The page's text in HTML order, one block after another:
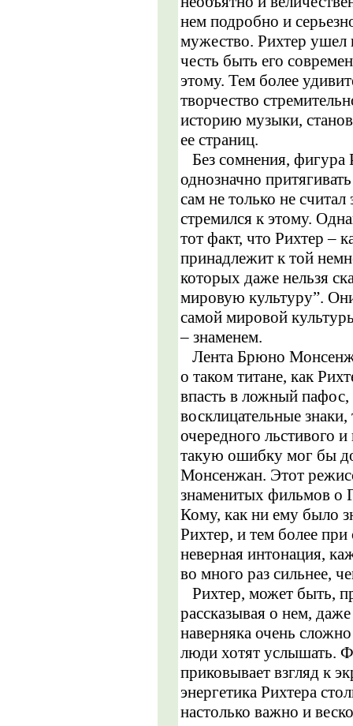
нем подробно и
мужество. Рихтер ушел
честь быть его
этому. Тем более
творчество
историю музыки,
ее страниц.
Без сомнения, фигура
однозначно
сам не только не
стремился к этому.
тот факт, что Рихтер –
принадлежит к той
которых даже нельзя
мировую культуру”.
самой мировой
– знаменем.
Лента Брюно
о таком титане, как
впасть в ложный
восклицательные
очередного льстивого
такую ошибку мог бы
Монсенжан. Этот
знаменитых фильмов о
Кому, как ни ему было
Рихтер, и тем более
неверная интонация,
во много раз сильнее,
Рихтер, может быть,
рассказывая о нем,
наверняка очень
люди хотят услышать.
приковывает взгляд к
энергетика Рихтера
настолько важно и